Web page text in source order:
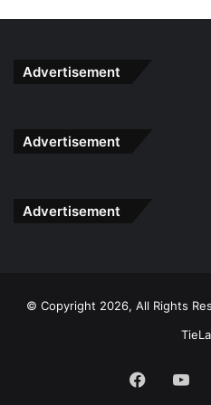
.Harga ni tak akan kekal lama
Bawah !!
Advertisement
Advertisement
Advertisement
© Copyright 2026, All Rights